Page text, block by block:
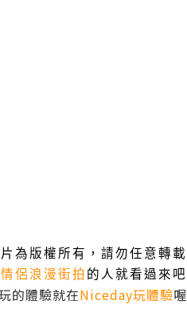
為版權所有，請勿任意轉載
情侶浪漫街拍 的人就看過來
的體驗就在Niceday玩體驗